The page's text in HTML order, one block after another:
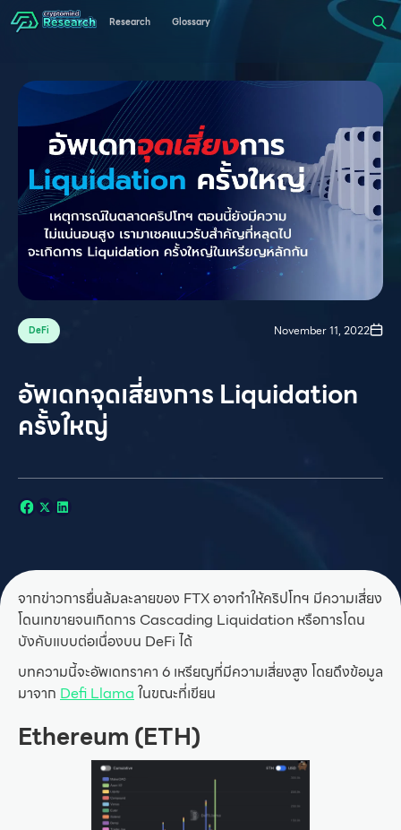
Research Glossary
DeFi November 11, 2022
อัพเดทจุดเสี่ยงการ Liquidation
ครั้งใหญ่
จากข่าวการยื่นล้มละลายของ FTX อาจทำให้คริปโทฯ มีความเสี่ยง
โดนเทขายจนเกิดการ Cascading Liquidation หรือการโดน
บังคับแบบต่อเนื่องบน DeFi ได้
บทความนี้จะอัพเดทราคา 6 เหรียญที่มีความเสี่ยงสูง โดยดึงข้อมูล
มาจาก Defi Llamaในขณะที่เขียน
Ethereum (ETH)